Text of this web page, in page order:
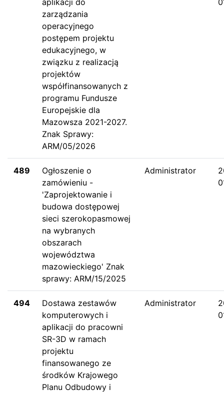
zarządzania
operacyjnego
postępem projektu
edukacyjnego, w
związku z realizacją
projektów
współfinansowanych z
programu Fundusze
Europejskie dla
Mazowsza 2021-2027.
Znak Sprawy:
ARM/05/2026
489
Ogłoszenie o
zamówieniu -
'Zaprojektowanie i
budowa dostępowej
sieci szerokopasmowej
na wybranych
obszarach
województwa
mazowieckiego' Znak
sprawy: ARM/15/2025
Administrator
494
Dostawa zestawów
komputerowych i
aplikacji do pracowni
SR-3D w ramach
projektu
finansowanego ze
środków Krajowego
Planu Odbudowy i
Administrator